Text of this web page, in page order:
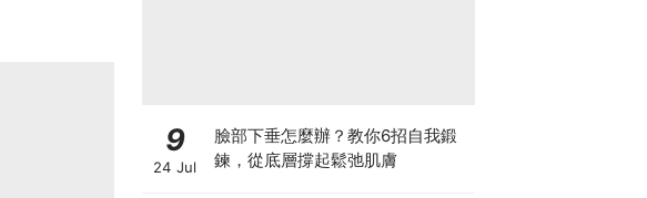
9
24 Jul
臉部下垂怎麼辦？教你6招自我鍛
鍊，從底層撐起鬆弛肌膚